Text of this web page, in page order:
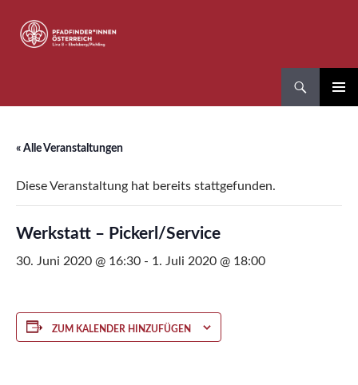
Inhalt
springen
« Alle Veranstaltungen
Diese Veranstaltung hat bereits stattgefunden.
Werkstatt – Pickerl/Service
30. Juni 2020 @ 16:30 - 1. Juli 2020 @ 18:00
ZUM KALENDER HINZUFÜGEN